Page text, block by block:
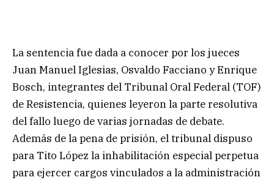
La sentencia fue dada a conocer por los jueces
Juan Manuel Iglesias, Osvaldo Facciano y Enrique
Bosch, integrantes del Tribunal Oral Federal (TOF)
de Resistencia, quienes leyeron la parte resolutiva
del fallo luego de varias jornadas de debate.
Además de la pena de prisión, el tribunal dispuso
para Tito López la inhabilitación especial perpetua
para ejercer cargos vinculados a la administración